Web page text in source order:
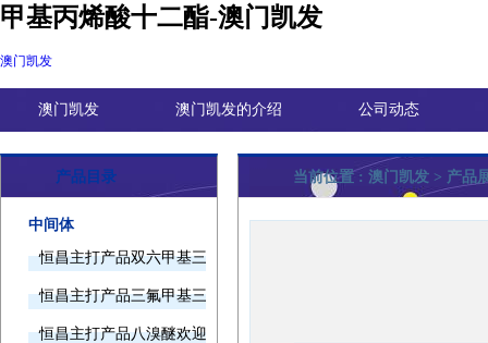
甲基丙烯酸十二酯-澳门凯发
澳门凯发
澳门凯发 澳门凯发的介绍 公司动态
产品目录
中间体
恒昌主打产品双六甲基三胺欢迎询价
恒昌主打产品三氟甲基三甲基硅烷欢迎询价
恒昌主打产品八溴醚欢迎询价
当前位置 : 澳门凯发 > 产品